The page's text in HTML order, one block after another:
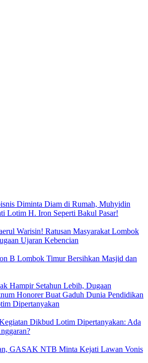
Diminta Diam di Rumah, Muhyidin
Lotim H. Iron Seperti Bakul Pasar!
Warisin! Ratusan Masyarakat Lombok
Ujaran Kebencian
B Lombok Timur Bersihkan Masjid dan
Hampir Setahun Lebih, Dugaan
Honorer Buat Gaduh Dunia Pendidikan
Dipertanyakan
Dikbud Lotim Dipertanyakan: Ada
GASAK NTB Minta Kejati Lawan Vonis